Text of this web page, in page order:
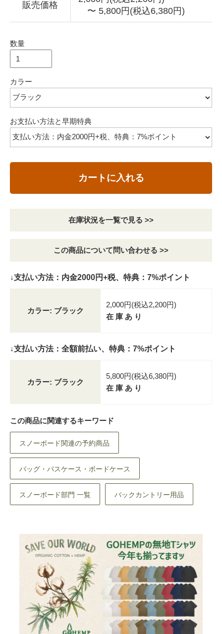
販売価格
〜 5,800円(税込6,380円)
数量
カラー
お支払い方法と早期特典
カートに入れる
在庫状況を一覧で見る >>
この商品について問い合わせる >>
↓支払い方法：内金2000円+税、特典：7%ポイント
カラー: ブラック
2,000円(税込2,200円)
在 庫 あ り
↓支払い方法：全額前払い、特典：7%ポイント
カラー: ブラック
5,800円(税込6,380円)
在 庫 あ り
この商品に関連するキーワード
スノーボード関連の予約商品
バッグ・パスケース・ボードケース
スノーボード部門 一覧 バックカントリー用品